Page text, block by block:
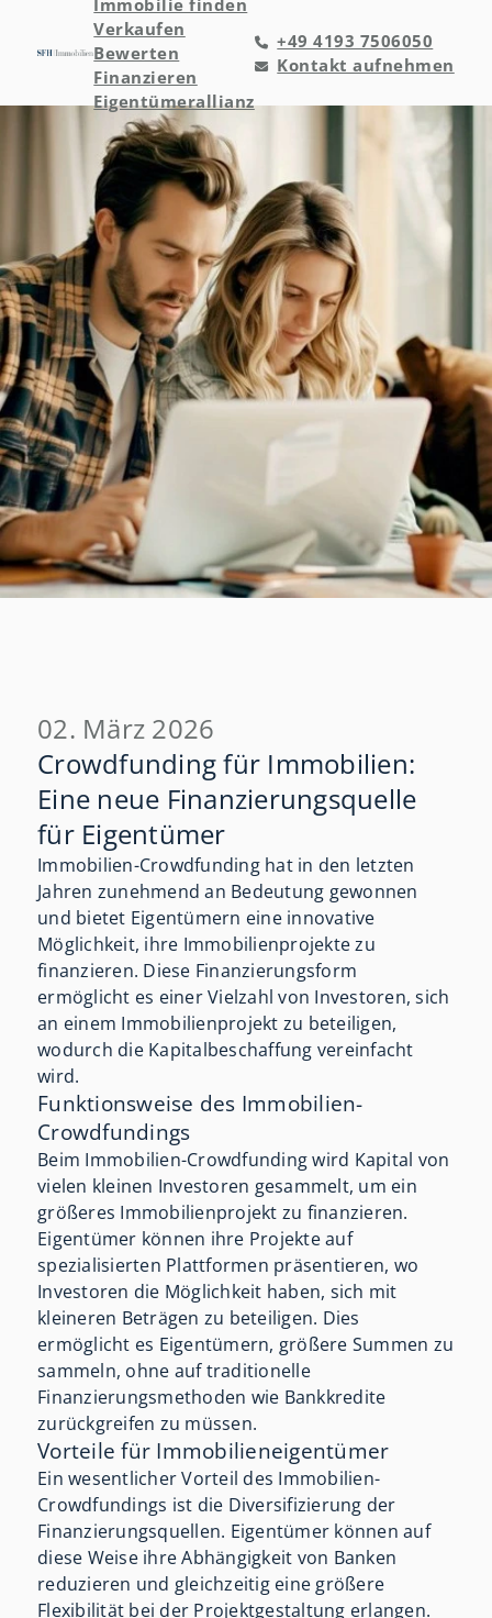
Immobilie finden
Verkaufen
Bewerten
Finanzieren
Eigentümerallianz
+49 4193 7506050
Kontakt aufnehmen
02. März 2026
Crowdfunding für Immobilien:
Eine neue Finanzierungsquelle
für Eigentümer
Immobilien-Crowdfunding hat in den letzten
Jahren zunehmend an Bedeutung gewonnen
und bietet Eigentümern eine innovative
Möglichkeit, ihre Immobilienprojekte zu
finanzieren. Diese Finanzierungsform
ermöglicht es einer Vielzahl von Investoren, sich
an einem Immobilienprojekt zu beteiligen,
wodurch die Kapitalbeschaffung vereinfacht
wird.
Funktionsweise des Immobilien-
Crowdfundings
Beim Immobilien-Crowdfunding wird Kapital von
vielen kleinen Investoren gesammelt, um ein
größeres Immobilienprojekt zu finanzieren.
Eigentümer können ihre Projekte auf
spezialisierten Plattformen präsentieren, wo
Investoren die Möglichkeit haben, sich mit
kleineren Beträgen zu beteiligen. Dies
ermöglicht es Eigentümern, größere Summen zu
sammeln, ohne auf traditionelle
Finanzierungsmethoden wie Bankkredite
zurückgreifen zu müssen.
Vorteile für Immobilieneigentümer
Ein wesentlicher Vorteil des Immobilien-
Crowdfundings ist die Diversifizierung der
Finanzierungsquellen. Eigentümer können auf
diese Weise ihre Abhängigkeit von Banken
reduzieren und gleichzeitig eine größere
Flexibilität bei der Projektgestaltung erlangen.